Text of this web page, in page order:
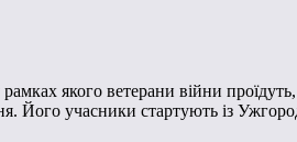
якого ветерани війни
Його учасники стартують із